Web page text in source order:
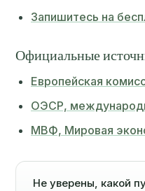
Запишитесь на
Официальные
Европейская
ОЭСР,
МВФ, Мировая
Не уверены, какой